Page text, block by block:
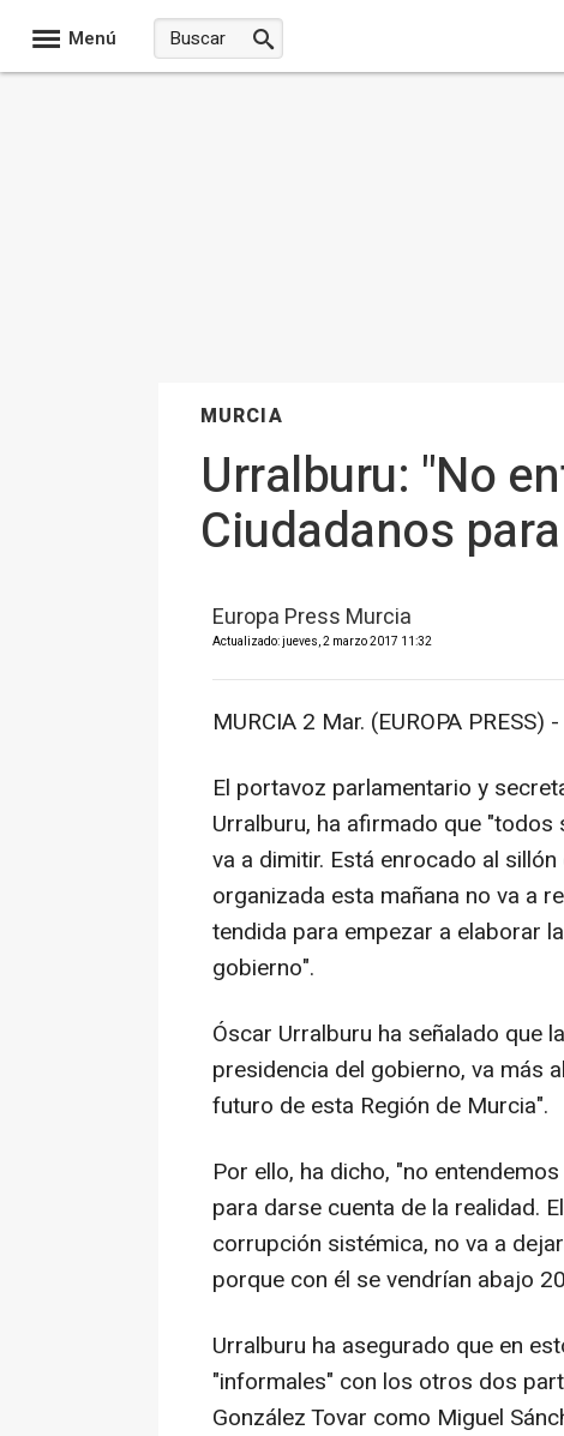
Menú
MURCIA
Urralburu: "No
Ciudadanos
Europa Press Murcia
Actualizado: jueves, 2 marzo 2017 11:32
MURCIA 2 Mar. (EUROPA PRESS) -
El portavoz parlamentario y
Urralburu, ha afirmado que
va a dimitir. Está enrocado al
organizada esta mañana no va a
tendida para empezar a elaborar
gobierno".
Óscar Urralburu ha señalado que
presidencia del gobierno, va más
futuro de esta Región de Murcia".
Por ello, ha dicho, "no
para darse cuenta de la realidad.
corrupción sistémica, no va a
porque con él se vendrían abajo
Urralburu ha asegurado que en
"informales" con los otros dos
González Tovar como Miguel